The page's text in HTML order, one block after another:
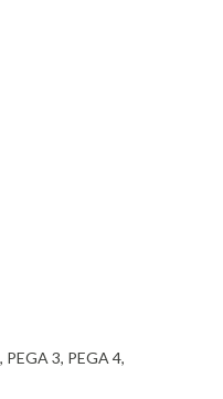
PEGA 3 PEGA 4